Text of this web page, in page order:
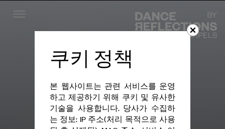
Menu
쿠키 정책
본 웹사이트는 관련 서비스를 운영
하고 제공하기 위해 쿠키 및 유사한
기술을 사용합니다. 당사가 수집하
는 정보: IP 주소(처리 목적으로 사용